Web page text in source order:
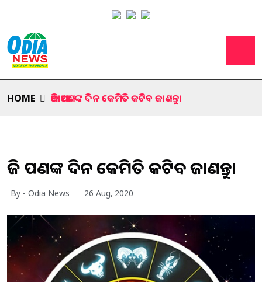
HOME ଆଜି ଆପଣଙ୍କ ଦିନ କେମିତି କଟିବ ଜାଣନ୍ତୁ।
ଆଜି ଆପଣଙ୍କ ଦିନ କେମିତି କଟିବ ଜାଣନ୍ତୁ।
By - Odia News 26 Aug, 2020